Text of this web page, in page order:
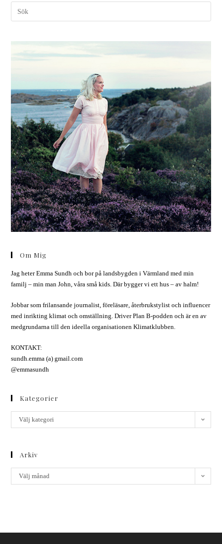
Om Mig
Jag heter Emma Sundh och bor på landsbygden i Värmland med min
familj – min man John, våra små kids. Där bygger vi ett hus – av halm!
Jobbar som frilansande journalist, föreläsare, återbrukstylist och influencer
med inrikting klimat och omställning. Driver Plan B-podden och är en av
medgrundarna till den ideella organisationen Klimatklubben.
KONTAKT:
sundh.emma (a) gmail.com
@emmasundh
Kategorier
Välj kategori
Arkiv
Välj månad